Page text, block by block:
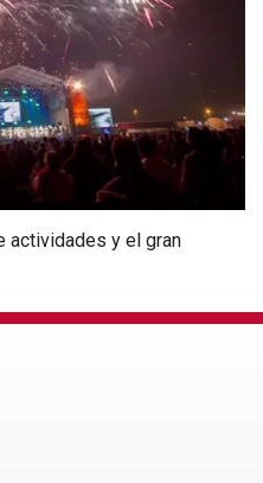
actividades y el gran